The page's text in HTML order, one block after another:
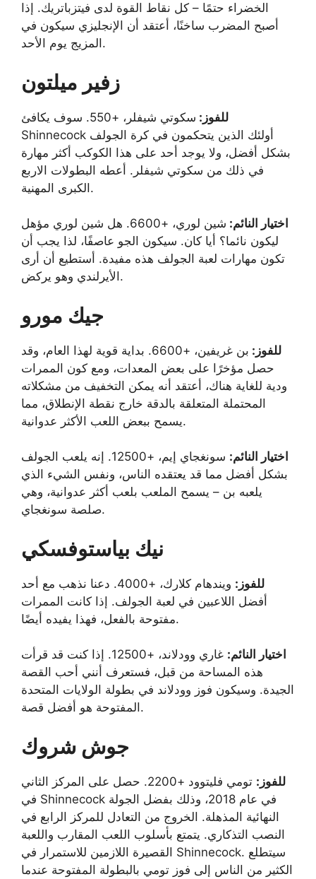
الخضراء حتمًا – كل نقاط القوة لدى فيتزباتريك. إذا
أصبح المضرب ساخنًا، أعتقد أن الإنجليزي سيكون في
المزيج يوم الأحد.
زفير ميلتون
للفوز:
سكوتي شيفلر، +550. سوف يكافئ
Shinnecock أولئك الذين يتحكمون في كرة الجولف
بشكل أفضل، ولا يوجد أحد على هذا الكوكب أكثر مهارة
في ذلك من سكوتي شيفلر. أعطه البطولات الاربع
الكبرى المهنية.
اختيار النائم:
شين لوري، +6600. هل شين لوري مؤهل
ليكون نائما؟ أيا كان. سيكون الجو عاصفًا، لذا يجب أن
تكون مهارات لعبة الجولف هذه مفيدة. أستطيع أن أرى
الأيرلندي وهو يركض.
جيك مورو
للفوز:
بن غريفين، +6600. بداية قوية لهذا العام، وقد
حصل مؤخرًا على بعض المعدات، ومع كون الممرات
ودية للغاية هناك، أعتقد أنه يمكن التخفيف من مشكلاته
المحتملة المتعلقة بالدقة خارج نقطة الإنطلاق، مما
يسمح ببعض اللعب الأكثر عدوانية.
اختيار النائم:
سونغجاي إيم، +12500. إنه يلعب الجولف
بشكل أفضل مما قد يعتقده الناس، ونفس الشيء الذي
يلعبه بن – يسمح الملعب بلعب أكثر عدوانية، وهي
صلصة سونغجاي.
نيك بياستوفسكي
للفوز:
ويندهام كلارك، +4000. دعنا نذهب مع أحد
أفضل اللاعبين في لعبة الجولف. إذا كانت الممرات
مفتوحة بالفعل، فهذا يفيده أيضًا.
اختيار النائم:
غاري وودلاند، +12500. إذا كنت قد قرأت
هذه المساحة من قبل، فستعرف أنني أحب القصة
الجيدة. وسيكون فوز وودلاند في بطولة الولايات المتحدة
المفتوحة هو أفضل قصة.
جوش شروك
للفوز:
تومي فليتوود +2200. حصل على المركز الثاني
في Shinnecock في عام 2018، وذلك بفضل الجولة
النهائية المذهلة. الخروج من التعادل للمركز الرابع في
النصب التذكاري. يتمتع بأسلوب اللعب المقارب واللعبة
القصيرة اللازمين للاستمرار في Shinnecock. سيتطلع
الكثير من الناس إلى فوز تومي بالبطولة المفتوحة عندما